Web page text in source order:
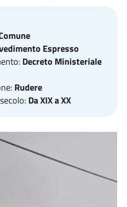
Espresso
Decreto Ministeriale
Rudere
Da XIX a XX